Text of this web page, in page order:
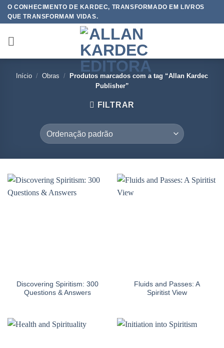
SkipO CONHECIMENTO DE KARDEC, TRANSFORMADO EM LIVROS
QUE TRANSFORMAM VIDAS.
Início / Obras /
Produtos marcados com a tag “Allan Kardec
Publisher”
FILTRAR
Discovering Spiritism: 300
Questions & Answers
Fluids and Passes: A
Spiritist View